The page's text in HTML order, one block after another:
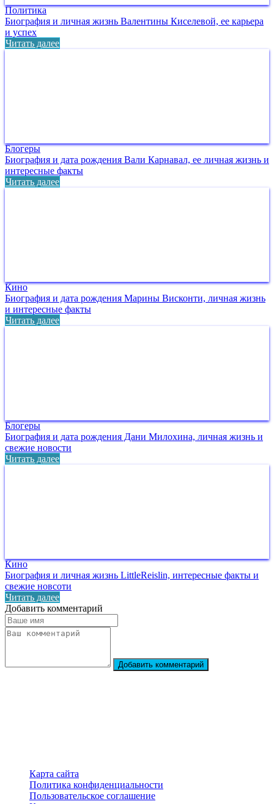
Политика
Биография и личная жизнь Валентины Киселевой, ее карьера
и успех
Читать далее
Блогеры
Биография и дата рождения Вали Карнавал, ее личная жизнь и
интересные факты
Читать далее
Кино
Биография и дата рождения Марины Висконти, личная жизнь
и интересные факты
Читать далее
Блогеры
Биография и дата рождения Дани Милохина, личная жизнь и
свежие новости
Читать далее
Кино
Биография и личная жизнь LittleReislin, интересные факты и
свежие новсоти
Читать далее
Добавить комментарий
Добавить комментарий
Карта сайта
Политика конфиденциальности
Пользовательское соглашение